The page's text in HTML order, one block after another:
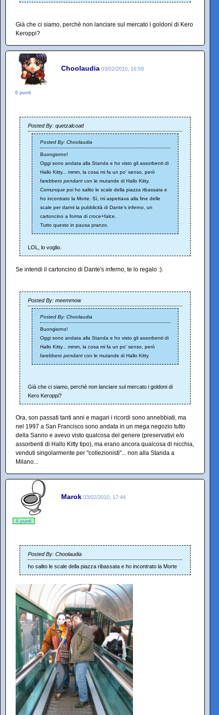
Già che ci siamo, perchè non lanciare sul mercato i goldoni di Kero
Keroppi?
Choolaudia 03/02/2010, 16:59
0 punti
Posted By: quetzalcoatl
Posted By: Choolaudia
Buongiorno!
Oggi sono andata alla Standa e ho visto gli assorbenti di
Hallo Kitty... mmm, la cosa mi fa un po' senso, però
farebbero pendant con le mutande di Hallo Kitty.
Comunque poi ho salito le scale della piazza ribassata e
ho incontrato la Morte. Sì, mi aspettava alla fine delle
scale per darmi la pubblicità di Dante's inferno, un
cartoncino a forma di croce+falce.
Tutto questo in pausa pranzo.
LOL, lo voglio.
Se intendi il cartoncino di Dante's inferno, te lo regalo :).
Posted By: meemmow
Posted By: Choolaudia
Buongiorno!
Oggi sono andata alla Standa e ho visto gli assorbenti di
Hallo Kitty... mmm, la cosa mi fa un po' senso, però
farebbero pendant con le mutande di Hallo Kitty.
Già che ci siamo, perchè non lanciare sul mercato i goldoni di
Kero Keroppi?
Ora, son passati tanti anni e magari i ricordi sono annebbiati, ma
nel 1997 a San Francisco sono andata in un mega negozio tutto
della Sanrio e avevo visto qualcosa del genere (preservativi e/o
assorbenti di Hallo Kitty tipo), ma erano ancora qualcosa di nicchia,
venduti singolarmente per "collezionisti"... non alla Standa a
Milano...
Marok 03/02/2010, 17:44
4 punti
Posted By: Choolaudia
ho salito le scale della piazza ribassata e ho incontrato la Morte